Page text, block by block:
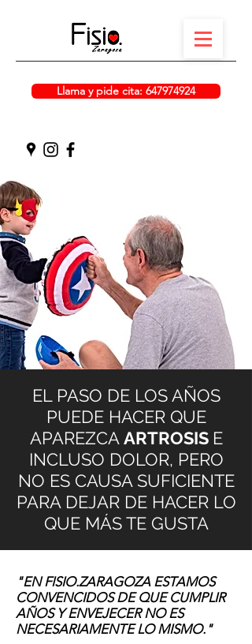
Llama y pide cita: 647974924
EL PASO DE LOS AÑOS
PUEDE HACER QUE
APAREZCA ARTROSIS E
INCLUSO DOLOR, PERO
NO ES CAUSA SUFICIENTE
PARA DEJAR DE HACER LO
QUE MÁS TE GUSTA
"EN FISIO.ZARAGOZA ESTAMOS
CONVENCIDOS DE QUE CUMPLIR
AÑOS Y ENVEJECER NO ES
NECESARIAMENTE LO MISMO."